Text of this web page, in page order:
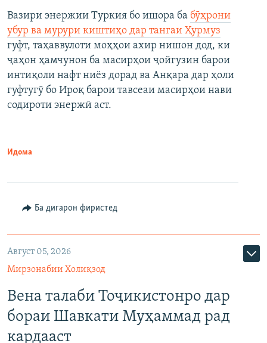
Вазири энержии Туркия бо ишора ба бӯҳрони
убур ва мурури киштиҳо дар тангаи Ҳурмуз
гуфт, таҳаввулоти моҳҳои ахир нишон дод, ки
ҷаҳон ҳамчунон ба масирҳои ҷойгузин барои
интиқоли нафт ниёз дорад ва Анқара дар ҳоли
гуфтугӯ бо Ироқ барои тавсеаи масирҳои нави
содироти энержӣ аст.
Идома
Ба дигарон фиристед
Август 05, 2026
Мирзонабии Холиқзод
Вена талаби Тоҷикистонро дар
бораи Шавкати Муҳаммад рад
кардааст